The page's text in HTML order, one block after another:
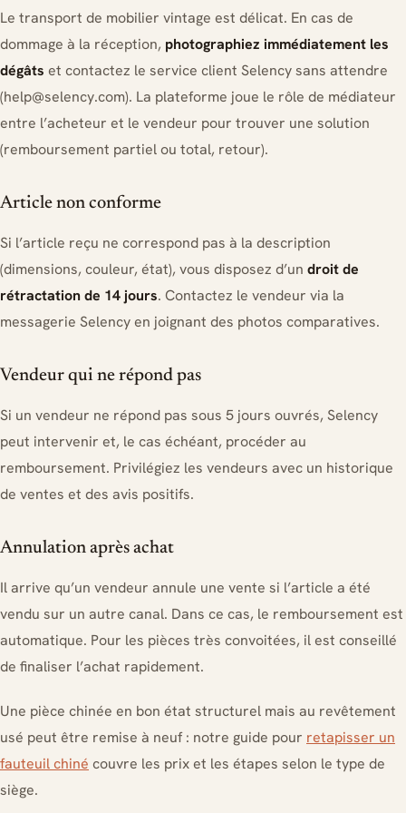
Le transport de mobilier vintage est délicat. En cas de
dommage à la réception, photographiez immédiatement les
dégâts et contactez le service client Selency sans attendre
(help@selency.com). La plateforme joue le rôle de médiateur
entre l’acheteur et le vendeur pour trouver une solution
(remboursement partiel ou total, retour).
Article non conforme
Si l’article reçu ne correspond pas à la description
(dimensions, couleur, état), vous disposez d’un droit de
rétractation de 14 jours. Contactez le vendeur via la
messagerie Selency en joignant des photos comparatives.
Vendeur qui ne répond pas
Si un vendeur ne répond pas sous 5 jours ouvrés, Selency
peut intervenir et, le cas échéant, procéder au
remboursement. Privilégiez les vendeurs avec un historique
de ventes et des avis positifs.
Annulation après achat
Il arrive qu’un vendeur annule une vente si l’article a été
vendu sur un autre canal. Dans ce cas, le remboursement est
automatique. Pour les pièces très convoitées, il est conseillé
de finaliser l’achat rapidement.
Une pièce chinée en bon état structurel mais au revêtement
usé peut être remise à neuf : notre guide pour retapisser un
fauteuil chiné couvre les prix et les étapes selon le type de
siège.